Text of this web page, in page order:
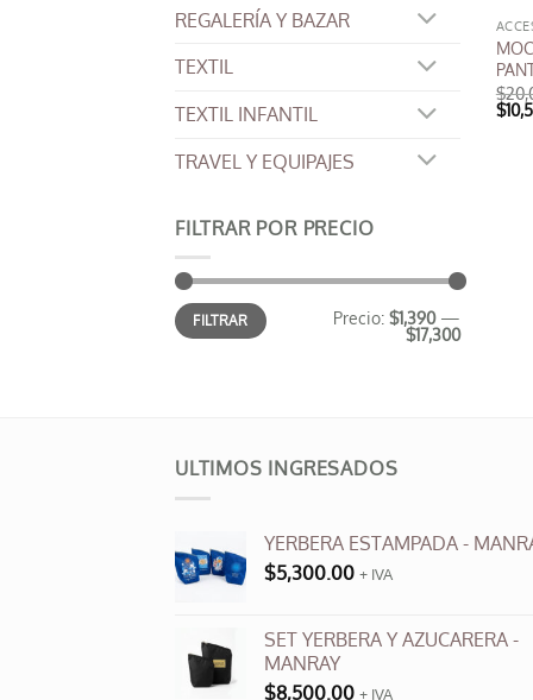
REGALERÍA Y BAZAR
TEXTIL
TEXTIL INFANTIL
TRAVEL Y EQUIPAJES
FILTRAR POR PRECIO
Precio
mínimo
Precio
máximo
FILTRAR Precio: $1,390—
$17,300
en
la
de
$
El
precio
$
ULTIMOS INGRESADOS
YERBERA ESTAMPADA -
$5,300.00 + IVA
SET YERBERA Y AZUCARERA -
MANRAY
$8,500.00 + IVA